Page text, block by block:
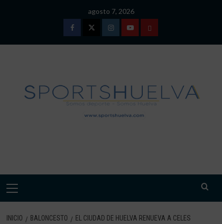
agosto 7, 2026
FacebookTwitterInstagramYoutubeTÉRMINOS
DE
USO
Menú
INICIO BALONCESTO
EL CIUDAD DE HUELVA RENUEVA A CELES